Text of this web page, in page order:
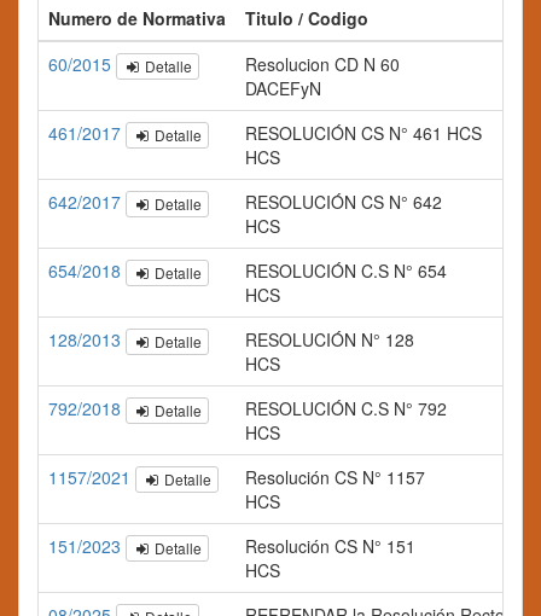
Numero de Normativa
Titulo / Codigo
60/2015
Detalle
Resolucion CD N 60
DACEFyN
461/2017
Detalle
RESOLUCIÓN CS N° 461 HCS
HCS
642/2017
Detalle
RESOLUCIÓN CS N° 642
HCS
654/2018
Detalle
RESOLUCIÓN C.S N° 654
HCS
128/2013
Detalle
RESOLUCIÓN N° 128
HCS
792/2018
Detalle
RESOLUCIÓN C.S N° 792
HCS
1157/2021
Detalle
Resolución CS N° 1157
HCS
151/2023
Detalle
Resolución CS N° 151
HCS